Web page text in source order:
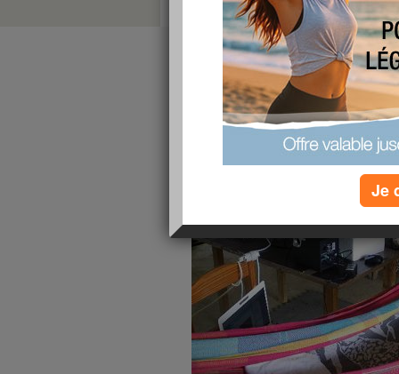
Mr est à mla maison alors je
Non, ce n'est pas les calins qui
Nous aménageons
Comme nous faisons la maison
fini !
La terrasse avant, la
Je